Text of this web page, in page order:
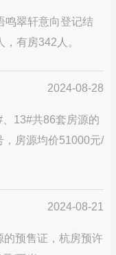
鸣翠轩意向登记结
有房342人。
2024-08-28
13#共86套房源的
房源均价51000元/
2024-08-21
的预售证，杭房预许